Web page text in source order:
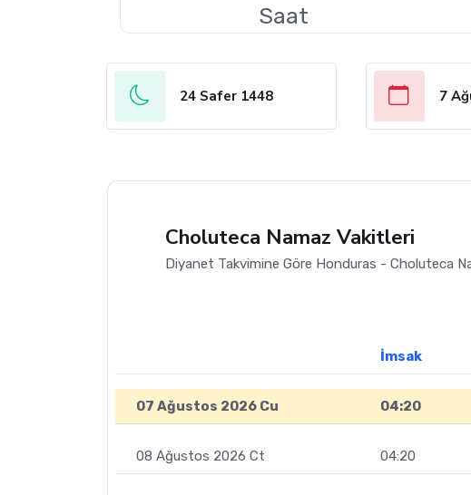
Saat
24 Safer 1448 7
Choluteca Namaz Vakitleri
Diyanet Takvimine Göre Honduras - Choluteca
İmsak
07 Ağustos 2026 Cu 04:20
08 Ağustos 2026 Ct 04:20